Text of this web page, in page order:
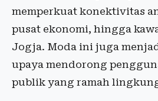
memperkuat konektivitas
pusat ekonomi, hingga
Jogja. Moda ini juga
upaya mendorong
publik yang ramah